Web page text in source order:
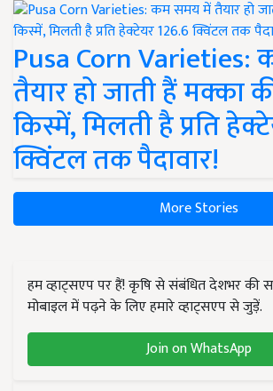
Pusa Corn
तैयार हो जाती हैं मक्का
किस्में, मिलती है प्रति
क्विंटल तक पैदावार!
More Stories
हम व्हाट्सएप पर हैं! कृषि से संबंधित देशभर की
मोबाइल में पढ़ने के लिए हमारे व्हाट्सएप से जुड़ें.
Join on WhatsApp